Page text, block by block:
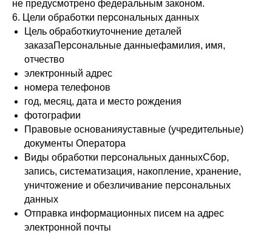
не предусмотрено федеральным законом.
6. Цели обработки персональных данных
Цель обработкиуточнение деталей
заказаПерсональные данныефамилия, имя,
отчество
электронный адрес
номера телефонов
год, месяц, дата и место рождения
фотографии
Правовые основанияуставные (учредительные)
документы Оператора
Виды обработки персональных данныхСбор,
запись, систематизация, накопление, хранение,
уничтожение и обезличивание персональных
данных
Отправка информационных писем на адрес
электронной почты